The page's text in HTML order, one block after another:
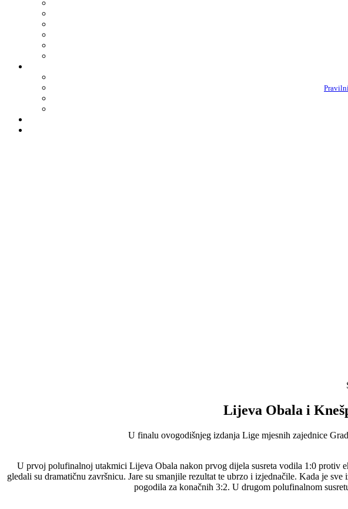
Lijeva Obala i
U finalu ovogodišnjeg izdanja Lige mjesnih zajednice
U prvoj polufinalnoj utakmici Lijeva Obala nakon prvog dijela susreta vodila 1:0 protiv
gledali su dramatičnu završnicu. Jare su smanjile rezultat te ubrzo i izjednačile. Kada je
pogodila za konačnih 3:2. U drugom polufinalnom